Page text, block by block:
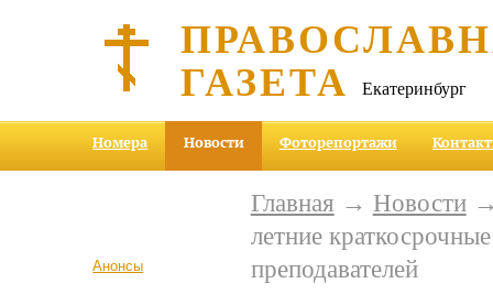
ГАЗЕТА Екатеринбург
Номера Новости Фоторепортажи
Анонсы
Главная → Новости→
летние
преподавателей